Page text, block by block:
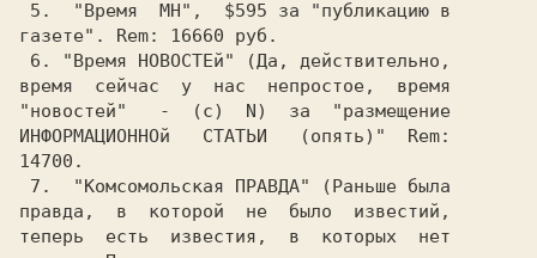
газете". Rem: 16660 руб.
время  сейчас  у  нас  непростое,  время
ИНФОРМАЦИОННОй   СТАТЬИ   (опять)"  Rem:
14700.
правда,  в  которой  не  было  известий,
теперь  есть  известия,  в  которых  нет